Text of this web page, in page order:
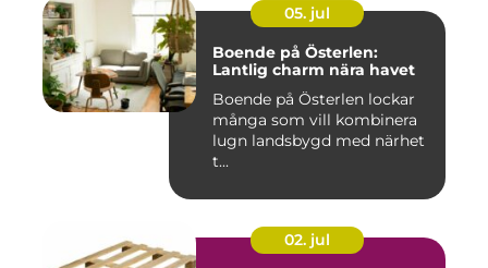
05. jul
Boende på Österlen:
Lantlig charm nära havet
Boende på Österlen lockar
många som vill kombinera
lugn landsbygd med närhet
t...
02. jul